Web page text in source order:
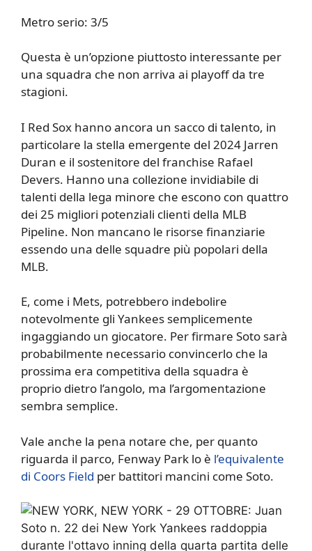
Metro serio: 3/5
Questa è un’opzione piuttosto interessante per
una squadra che non arriva ai playoff da tre
stagioni.
I Red Sox hanno ancora un sacco di talento, in
particolare la stella emergente del 2024 Jarren
Duran e il sostenitore del franchise Rafael
Devers. Hanno una collezione invidiabile di
talenti della lega minore che escono con quattro
dei 25 migliori potenziali clienti della MLB
Pipeline. Non mancano le risorse finanziarie
essendo una delle squadre più popolari della
MLB.
E, come i Mets, potrebbero indebolire
notevolmente gli Yankees semplicemente
ingaggiando un giocatore. Per firmare Soto sarà
probabilmente necessario convincerlo che la
prossima era competitiva della squadra è
proprio dietro l’angolo, ma l’argomentazione
sembra semplice.
Vale anche la pena notare che, per quanto
riguarda il parco, Fenway Park lo è l’equivalente
di Coors Field per battitori mancini come Soto.